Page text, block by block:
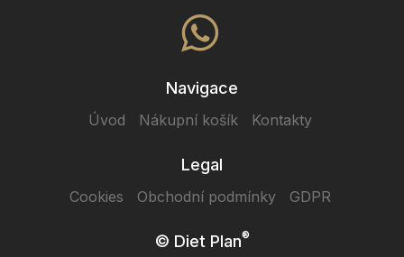
Navigace
Úvod Nákupní košík Kontakty
Legal
Cookies Obchodní podmínky GDPR
© Diet Plan®